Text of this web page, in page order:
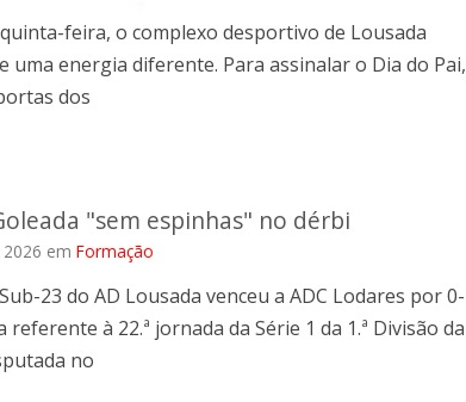
feira, o complexo desportivo de Lousada
uma energia diferente. Para assinalar o Dia do Pai,
dos
"sem espinhas" no dérbi
em Formação
23 do AD Lousada venceu a ADC Lodares por 0-
referente à 22.ª jornada da Série 1 da 1.ª Divisão da
no